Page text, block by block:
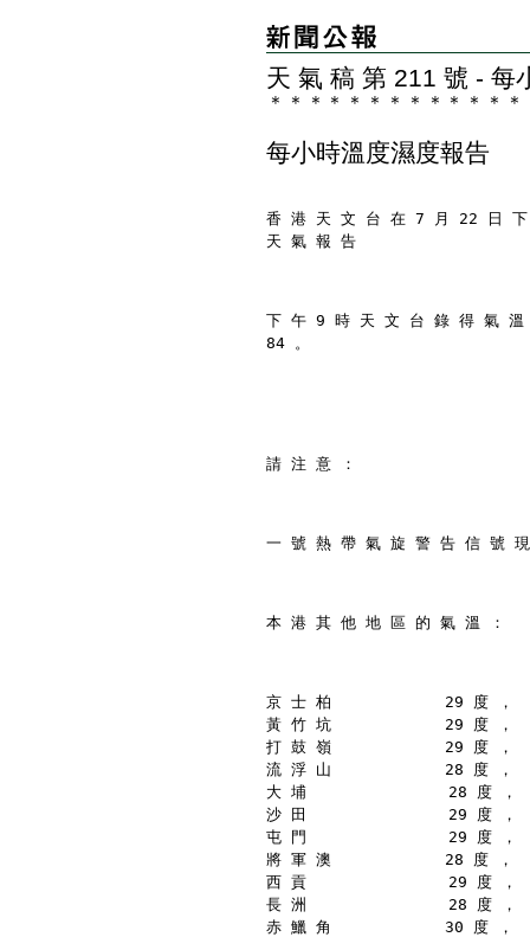
天 氣 稿 第 211 號 - 每
＊ ＊ ＊ ＊ ＊ ＊ ＊ ＊ ＊ ＊ ＊ ＊ ＊
每小時溫度濕度報告
香 港 天 文 台 在 7 月 22 日
天 氣 報 告
下 午 9 時 天 文 台 錄 得 氣
84 。
請 注 意 ：
一 號 熱 帶 氣 旋 警 告 信 號
本 港 其 他 地 區 的 氣 溫 ：
京 士 柏            29 度 ，
黃 竹 坑            29 度 ，
打 鼓 嶺            29 度 ，
流 浮 山            28 度 ，
大 埔               28 度 ，
沙 田               29 度 ，
屯 門               29 度 ，
將 軍 澳            28 度 ，
西 貢               29 度 ，
長 洲               28 度 ，
赤 鱲 角            30 度 ，